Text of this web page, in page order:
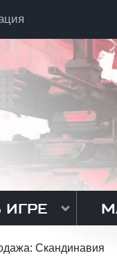
ИГРЕ
Скандинавия